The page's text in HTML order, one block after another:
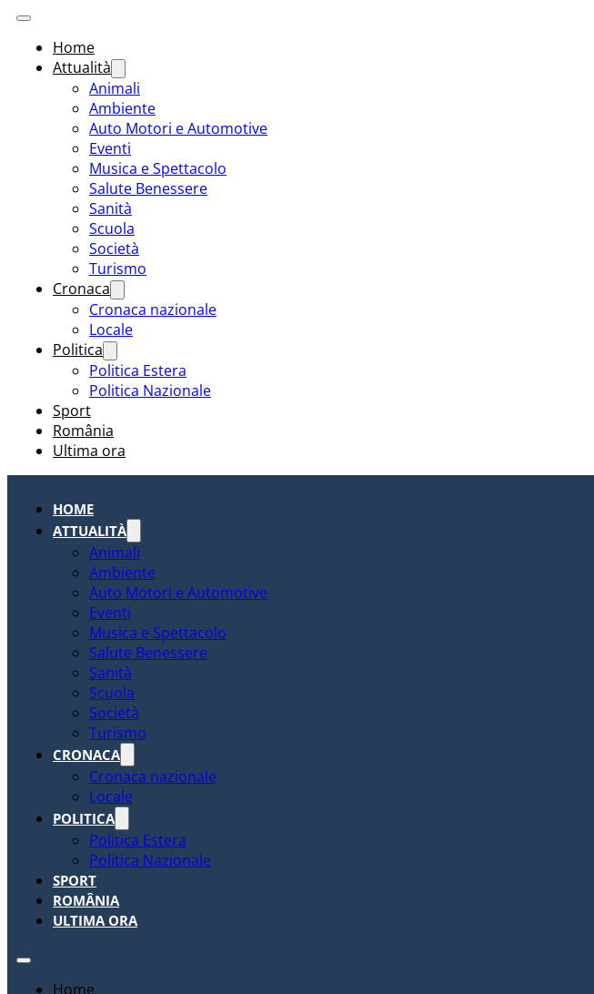
Home
Attualità
Animali
Ambiente
Auto Motori e Automotive
Eventi
Musica e Spettacolo
Salute Benessere
Sanità
Scuola
Società
Turismo
Cronaca
Cronaca nazionale
Locale
Politica
Politica Estera
Politica Nazionale
Sport
România
Ultima ora
HOME
ATTUALITÀ
Animali
Ambiente
Auto Motori e Automotive
Eventi
Musica e Spettacolo
Salute Benessere
Sanità
Scuola
Società
Turismo
CRONACA
Cronaca nazionale
Locale
POLITICA
Politica Estera
Politica Nazionale
SPORT
ROMÂNIA
ULTIMA ORA
Home